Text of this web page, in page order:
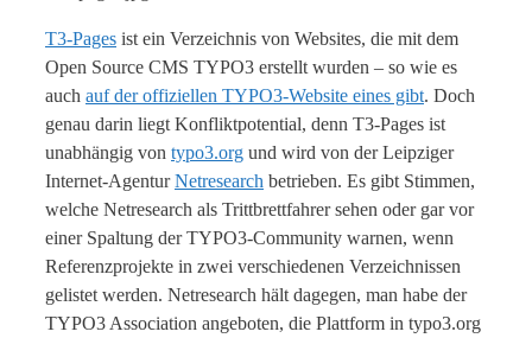
T3-Pages ist ein Verzeichnis von Websites, die mit dem
Open Source CMS TYPO3 erstellt wurden – so wie es
auch auf der offiziellen TYPO3-Website eines gibt. Doch
genau darin liegt Konfliktpotential, denn T3-Pages ist
unabhängig von typo3.org und wird von der Leipziger
Internet-AgenturNetresearch betrieben. Es gibt Stimmen,
welche Netresearch als Trittbrettfahrer sehen oder gar vor
einer Spaltung der TYPO3-Community warnen, wenn
Referenzprojekte in zwei verschiedenen Verzeichnissen
gelistet werden. Netresearch hält dagegen, man habe der
TYPO3 Association angeboten, die Plattform in typo3.org